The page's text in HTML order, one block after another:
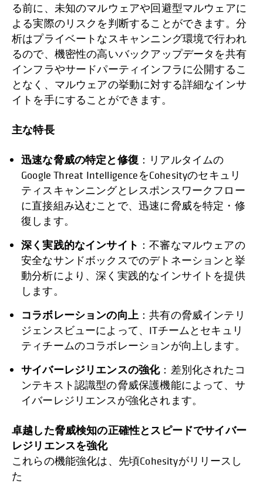
る前に、未知のマルウェアや回避型マルウェアに
よる実際のリスクを判断することができます。分
析はプライベートなスキャンニング環境で行われ
るので、機密性の高いバックアップデータを共有
インフラやサードパーティインフラに公開するこ
となく、マルウェアの挙動に対する詳細なインサ
イトを手にすることができます。
主な特長
迅速な脅威の特定と修復 ：リアルタイムの
Google Threat IntelligenceをCohesityのセキュリ
ティスキャンニングとレスポンスワークフロー
に直接組み込むことで、迅速に脅威を特定・修
復します。
深く実践的なインサイト ：不審なマルウェアの
安全なサンドボックスでのデトネーションと挙
動分析により、深く実践的なインサイトを提供
します。
コラボレーションの向上：共有の脅威インテリ
ジェンスビューによって、ITチームとセキュリ
ティチームのコラボレーションが向上します。
サイバーレジリエンスの強化：差別化されたコ
ンテキスト認識型の脅威保護機能によって、サ
イバーレジリエンスが強化されます。
卓越した脅威検知の正確性とスピードでサイバー
レジリエンスを強化
これらの機能強化は、先頃Cohesityがリリースし
た